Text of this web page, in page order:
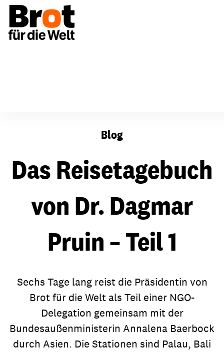
Blog
Das Reisetagebuch
von Dr. Dagmar
Pruin – Teil 1
Sechs Tage lang reist die Präsidentin von
Brot für die Welt als Teil einer NGO-
Delegation gemeinsam mit der
Bundesaußenministerin Annalena Baerbock
durch Asien. Die Stationen sind Palau, Bali